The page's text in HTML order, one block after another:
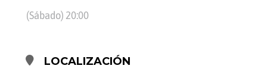
(Sábado) 20:00
LOCALIZACIÓN